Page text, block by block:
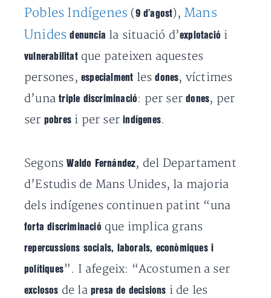
Pobles Indígenes ( 9 d’agost),Mans
Unides denuncia la situació d’explotació i
vulnerabilitat que pateixen aquestes
persones, especialment lesdones, víctimes
d’unatriple discriminació : per serdones, per
ser pobres i per serindígenes.
SegonsWaldo Fernández, del Departament
d’Estudis de Mans Unides, la majoria
dels indígenes continuen patint “una
forta discriminació que implica grans
repercussions socials, laborals, econòmiques i
polítiques”. I afegeix: “Acostumen a ser
exclosos de la presa de decisions i de les